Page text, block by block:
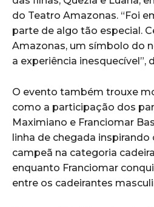
do Teatro Amazonas. “Foi
parte de algo tão especial.
Amazonas, um símbolo do
a experiência inesquecível”,
O evento também trouxe
como a participação dos
Maximiano e Franciomar
linha de chegada
campeã na categoria
enquanto Franciomar
entre os cadeirantes